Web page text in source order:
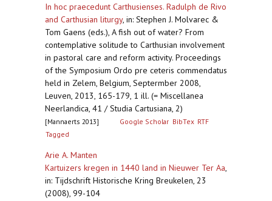
In hoc praecedunt Carthusienses. Radulph de Rivo
and Carthusian liturgy, in: Stephen J. Molvarec &
Tom Gaens (eds.), A fish out of water? From
contemplative solitude to Carthusian involvement
in pastoral care and reform activity. Proceedings
of the Symposium Ordo pre ceteris commendatus
held in Zelem, Belgium, Septermber 2008,
Leuven, 2013, 165-179, 1 ill. (= Miscellanea
Neerlandica, 41 / Studia Cartusiana, 2)
[Mannaerts 2013] Google Scholar BibTex RTF
Tagged
Arie A. Manten
Kartuizers kregen in 1440 land in Nieuwer Ter Aa,
in: Tijdschrift Historische Kring Breukelen, 23
(2008), 99-104